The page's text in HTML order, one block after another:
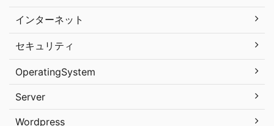
インターネット
セキュリティ
OperatingSystem
Server
Wordpress